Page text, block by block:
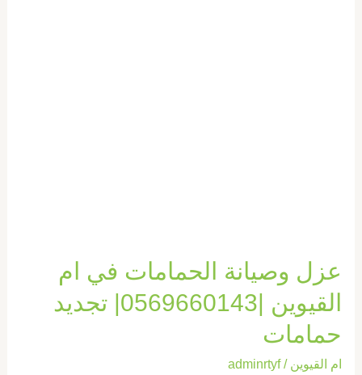
عزل وصيانة الحمامات في ام
القيوين |0569660143| تجديد
حمامات
ام القيوين /
adminrtyf